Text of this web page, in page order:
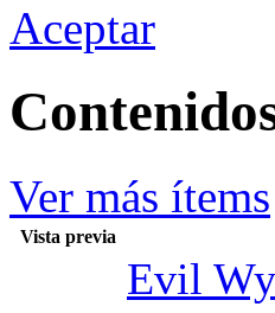
Aceptar
Ver más ítems
Vista previa
Evil